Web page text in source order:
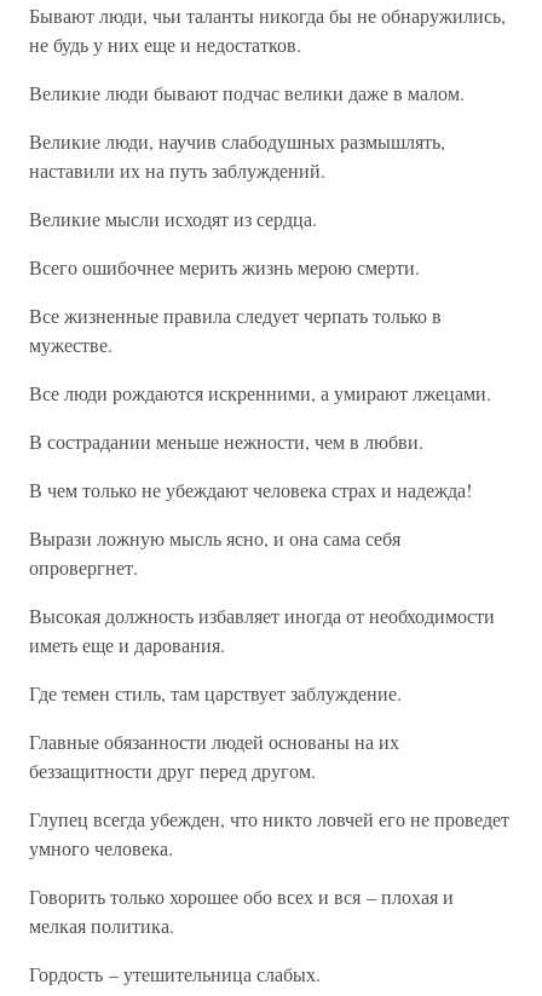
Бывают люди, чьи таланты никогда бы не обнаружились,
не будь у них еще и недостатков.
Великие люди бывают подчас велики даже в малом.
Великие люди, научив слабодушных размышлять,
наставили их на путь заблуждений.
Великие мысли исходят из сердца.
Всего ошибочнее мерить жизнь мерою смерти.
Все жизненные правила следует черпать только в
мужестве.
Все люди рождаются искренними, а умирают лжецами.
В сострадании меньше нежности, чем в любви.
В чем только не убеждают человека страх и надежда!
Вырази ложную мысль ясно, и она сама себя
опровергнет.
Высокая должность избавляет иногда от необходимости
иметь еще и дарования.
Где темен стиль, там царствует заблуждение.
Главные обязанности людей основаны на их
беззащитности друг перед другом.
Глупец всегда убежден, что никто ловчей его не проведет
умного человека.
Говорить только хорошее обо всех и вся – плохая и
мелкая политика.
Гордость – утешительница слабых.